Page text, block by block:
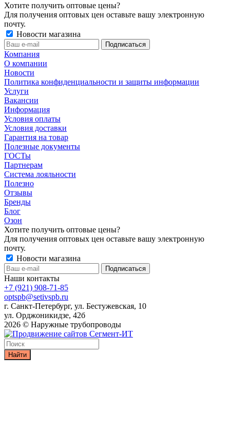
Хотите получить оптовые цены?
Для получения оптовых цен оставьте вашу электронную
почту.
Новости магазина
Компания
О компании
Новости
Политика конфиденциальности и защиты информации
Услуги
Вакансии
Информация
Условия оплаты
Условия доставки
Гарантия на товар
Полезные документы
ГОСТы
Партнерам
Система лояльности
Полезно
Отзывы
Бренды
Блог
Озон
Хотите получить оптовые цены?
Для получения оптовых цен оставьте вашу электронную
почту.
Новости магазина
Наши контакты
+7 (921) 908-71-85
optspb@setivspb.ru
г. Санкт-Петербург, ул. Бестужевская, 10
ул. Орджоникидзе, 42б
2026 © Наружные трубопроводы
Найти